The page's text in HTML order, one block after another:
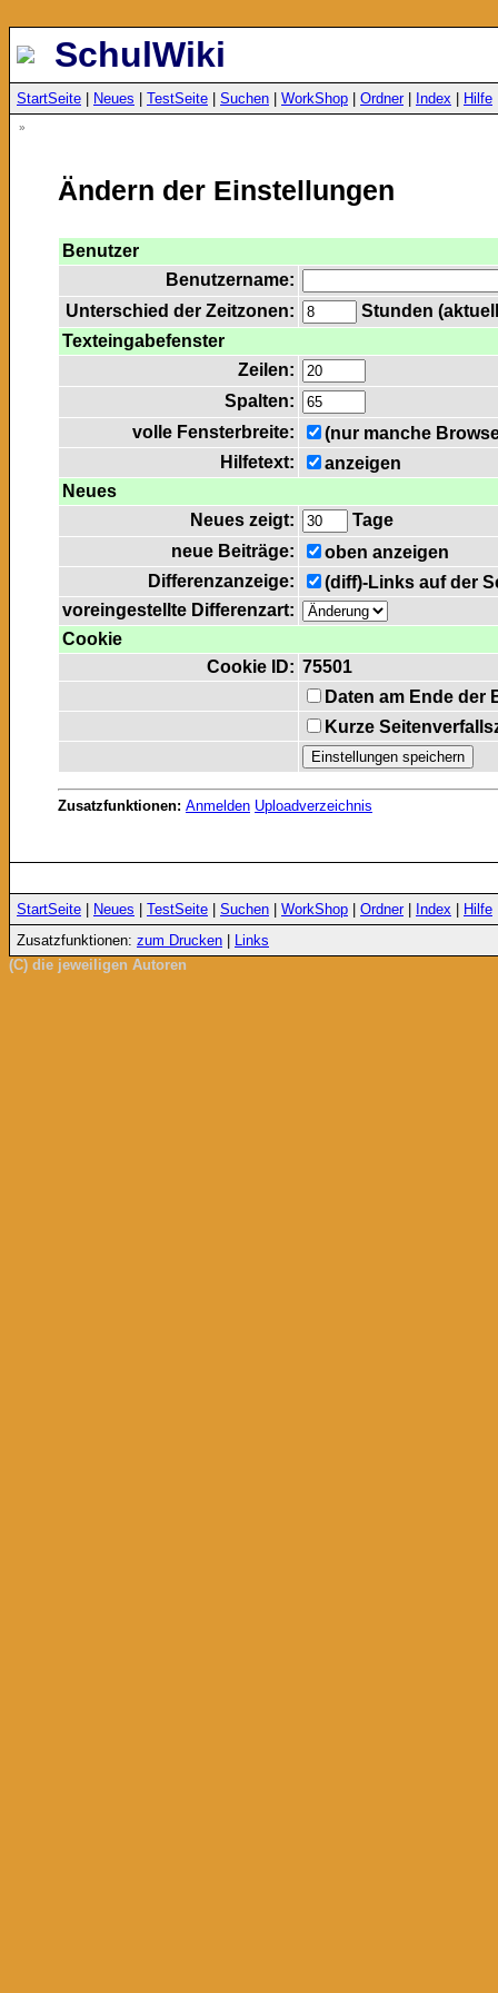
SchulWiki
StartSeite Neues TestSeite Suchen WorkShop Ordner| Index Hilfe
»
Ändern der Einstellungen
Benutzer
Benutzername:
Unterschied der Zeitzonen:
Stunden
Texteingabefenster
Zeilen:
Spalten:
volle Fensterbreite:
(nur manche
Hilfetext:
anzeigen
Neues
Neues zeigt:
Tage
neue Beiträge:
oben anzeigen
Differenzanzeige:
(diff)-Links auf der
voreingestellte Differenzart:
Cookie
Cookie ID: 75501
Daten am Ende der
Kurze
Zusatzfunktionen: Anmelden Uploadverzeichnis
StartSeite Neues TestSeite Suchen WorkShop Ordner| Index Hilfe
Zusatzfunktionen: zum Drucken
Links
(C) die jeweiligen Autoren